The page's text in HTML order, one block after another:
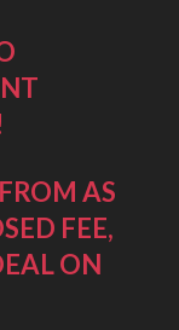
AS
FEE,
ON